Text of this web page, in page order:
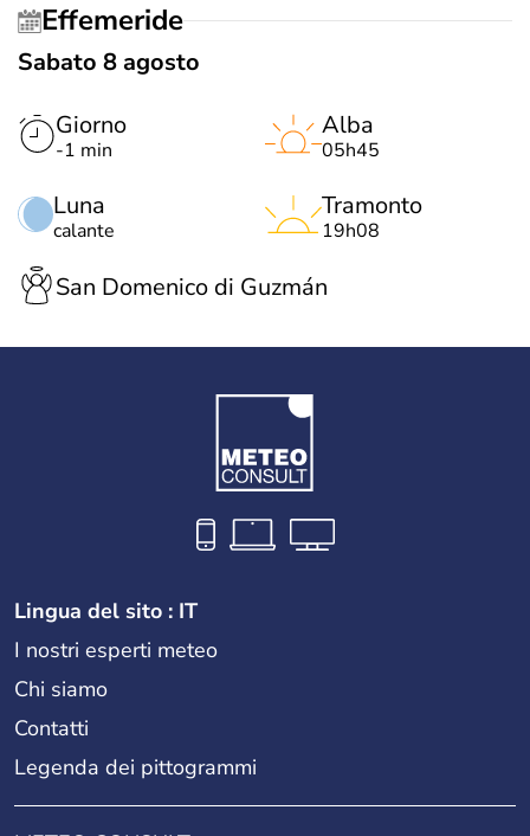
Effemeride
Sabato 8 agosto
Giorno
-1 min
Luna
calante
Alba
05h45
Tramonto
19h08
San Domenico di Guzmán
Lingua del sito : IT
I nostri esperti meteo
Chi siamo
Contatti
Legenda dei pittogrammi